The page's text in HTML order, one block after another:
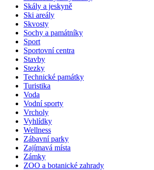
Skály a jeskyně
Ski areály
Skvosty
Sochy a památníky
Sport
Sportovní centra
Stavby
Stezky
Technické památky
Turistika
Voda
Vodní sporty
Vrcholy
Vyhlídky
Wellness
Zábavní parky
Zajímavá místa
Zámky
ZOO a botanické zahrady